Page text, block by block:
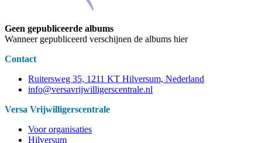
Geen gepubliceerde albums
Wanneer gepubliceerd verschijnen de albums hier
Contact
Ruitersweg 35, 1211 KT Hilversum, Nederland
info@versavrijwilligerscentrale.nl
Versa Vrijwilligerscentrale
Voor organisaties
Hilversum